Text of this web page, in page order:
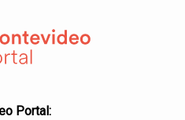
Portal: